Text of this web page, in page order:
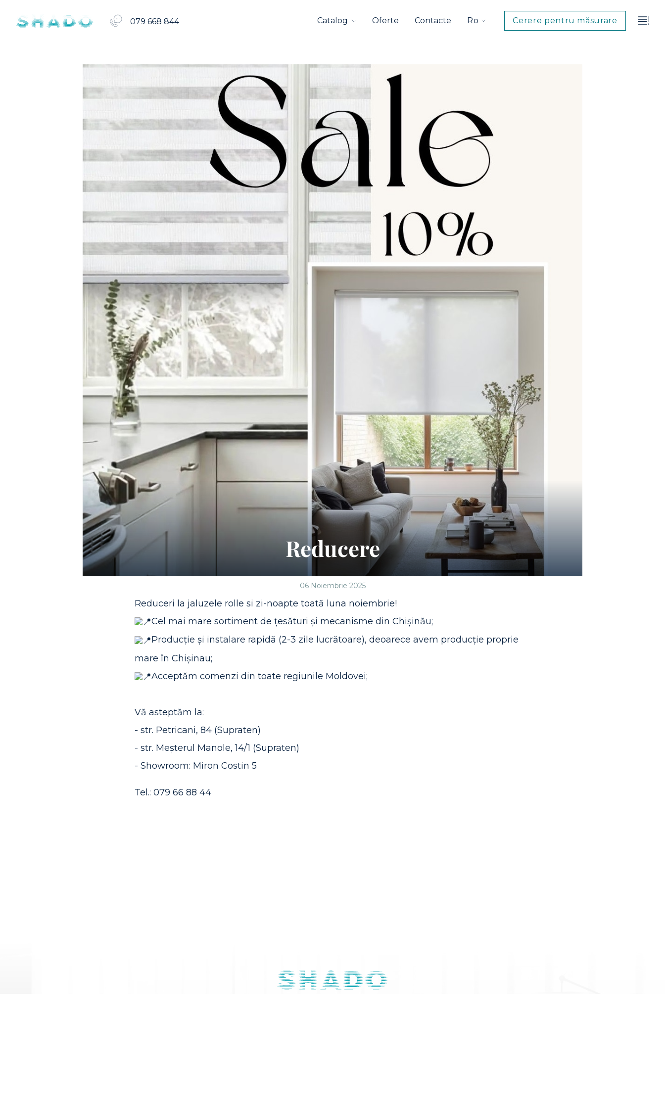
079 668 844 Catalog Oferte Contacte Ro Cerere pentru măsurare
Reducere
06 Noiembrie 2025
Reduceri la jaluzele rolle si zi-noapte toată luna noiembrie!
Cel mai mare sortiment de țesături și mecanisme din Chișinău;
Producție și instalare rapidă (2-3 zile lucrătoare), deoarece avem producție proprie
mare în Chișinau;
Acceptăm comenzi din toate regiunile Moldovei;
Vă asteptăm la:
- str. Petricani, 84 (Supraten)
- str. Meșterul Manole, 14/1 (Supraten)
- Showroom: Miron Costin 5
Tel.: 079 66 88 44